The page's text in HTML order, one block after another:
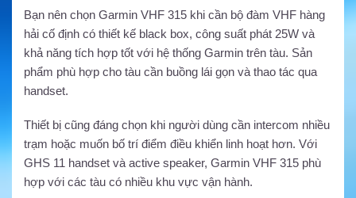
Bạn nên chọn Garmin VHF 315 khi cần bộ đàm VHF hàng
hải cố định có thiết kế black box, công suất phát 25W và
khả năng tích hợp tốt với hệ thống Garmin trên tàu. Sản
phẩm phù hợp cho tàu cần buồng lái gọn và thao tác qua
handset.
Thiết bị cũng đáng chọn khi người dùng cần intercom nhiều
trạm hoặc muốn bố trí điểm điều khiển linh hoạt hơn. Với
GHS 11 handset và active speaker, Garmin VHF 315 phù
hợp với các tàu có nhiều khu vực vận hành.